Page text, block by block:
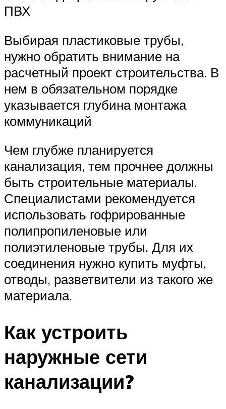
ПВХ
Выбирая пластиковые трубы,
нужно обратить внимание на
расчетный проект строительства. В
нем в обязательном порядке
указывается глубина монтажа
коммуникаций
Чем глубже планируется
канализация, тем прочнее должны
быть строительные материалы.
Специалистами рекомендуется
использовать гофрированные
полипропиленовые или
полиэтиленовые трубы. Для их
соединения нужно купить муфты,
отводы, разветвители из такого же
материала.
Как устроить
наружные сети
канализации?